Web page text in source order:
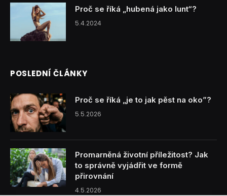
Proč se říká „hubená jako lunt“?
5.4.2024
POSLEDNÍ ČLÁNKY
Proč se říká „je to jak pěst na oko”?
5.5.2026
Promarněná životní příležitost? Jak
to správně vyjádřit ve formě
přirovnání
4.5.2026